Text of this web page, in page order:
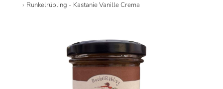
Runkelrübling - Kastanie Vanille Crema